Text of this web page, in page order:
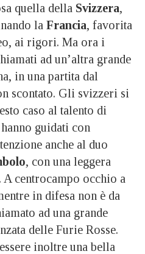
quella della Svizzera,
la Francia, favorita
ai rigori. Ma ora i
ad un’altra grande
in una partita dal
scontato. Gli svizzeri si
caso al talento di
guidati con
anche al duo
, con una leggera
centrocampo occhio a
in difesa non è da
ad una grande
delle Furie Rosse.
inoltre una bella